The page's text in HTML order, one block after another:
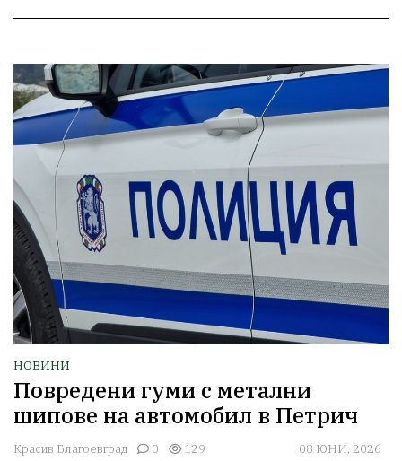
НОВИНИ
Повредени гуми с метални
шипове на автомобил в Петрич
Красив Благоевград 0 129 08 ЮНИ, 2026